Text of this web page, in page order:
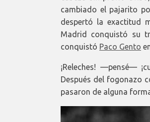
cambiado el pajarito
despertó la exactitud
Madrid conquistó su
conquistó Paco Gento
¡Releches! —pensé—
Después del fogonazo
pasaron de alguna